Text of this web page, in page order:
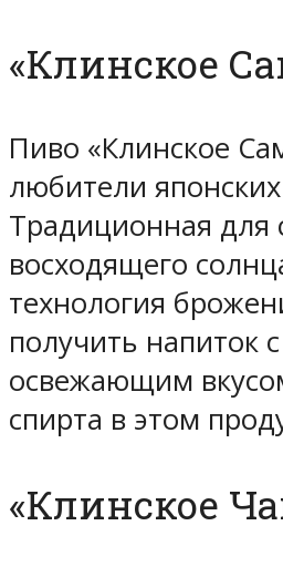
«Клинское
Пиво «Клинское
любители
Традиционная для
восходящего
технология
получить напиток
освежающим
спирта в этом
«Клинское